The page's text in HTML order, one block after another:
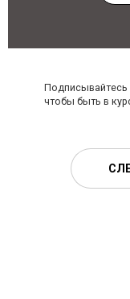
Подписывайтесь
чтобы быть в